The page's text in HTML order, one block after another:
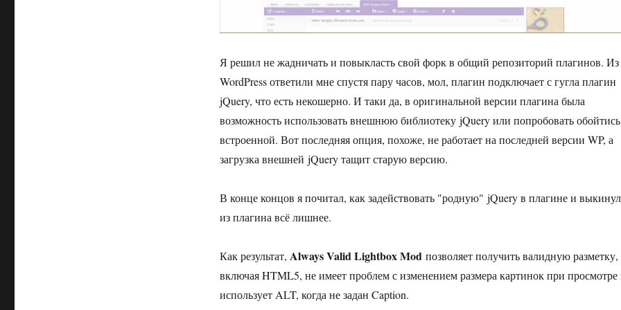
Я решил не жадничать и повыкласть свой форк в общий репозиторий плагинов. Из
WordPress ответили мне спустя пару часов, мол, плагин подключает с гугла плагин
jQuery, что есть некошерно. И таки да, в оригинальной версии плагина была
возможность использовать внешнюю библиотеку jQuery или попробовать обойтись
встроенной. Вот последняя опция, похоже, не работает на последней версии WP, а
загрузка внешней jQuery тащит старую версию.
В конце концов я почитал, как задействовать "родную" jQuery в плагине и выкинул
из плагина всё лишнее.
Как результат, Always Valid Lightbox Mod позволяет получить валидную разметку,
включая HTML5, не имеет проблем с изменением размера картинок при просмотре
использует ALT, когда не задан Caption.